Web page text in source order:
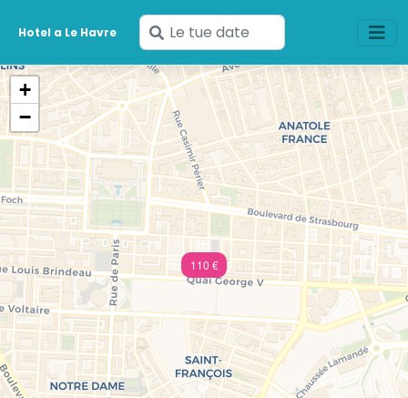
Hotel a Le Havre
Inserisci
le
tue
date
110 €
+
−